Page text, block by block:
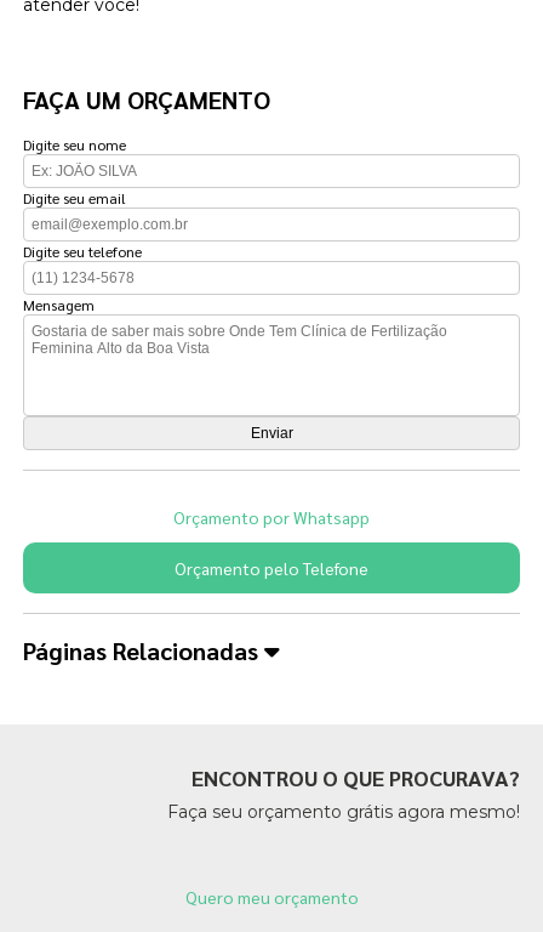
atender você!
FAÇA UM ORÇAMENTO
Digite seu nome
Digite seu email
Digite seu telefone
Mensagem
Orçamento por Whatsapp
Orçamento pelo Telefone
Páginas Relacionadas
ENCONTROU O QUE PROCURAVA?
Faça seu orçamento grátis agora mesmo!
Quero meu orçamento